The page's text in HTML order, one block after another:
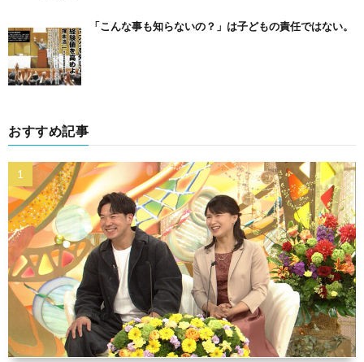
「こんな事も知らないの？」は子どもの責任ではない。
おすすめ記事